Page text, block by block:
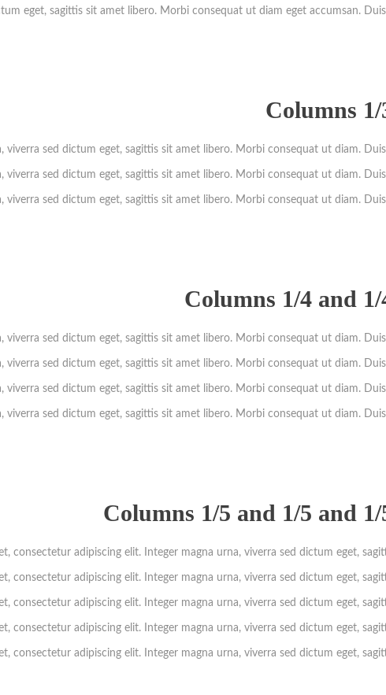
eget, sagittis sit amet libero. Morbi consequat ut diam eget accumsan.
Columns
sed dictum eget, sagittis sit amet libero. Morbi consequat ut diam.
sed dictum eget, sagittis sit amet libero. Morbi consequat ut diam.
sed dictum eget, sagittis sit amet libero. Morbi consequat ut diam.
Columns 1/4 and
sed dictum eget, sagittis sit amet libero. Morbi consequat ut diam.
sed dictum eget, sagittis sit amet libero. Morbi consequat ut diam.
sed dictum eget, sagittis sit amet libero. Morbi consequat ut diam.
sed dictum eget, sagittis sit amet libero. Morbi consequat ut diam.
Columns 1/5 and 1/5 and
consectetur adipiscing elit. Integer magna urna, viverra sed dictum eget,
consectetur adipiscing elit. Integer magna urna, viverra sed dictum eget,
consectetur adipiscing elit. Integer magna urna, viverra sed dictum eget,
consectetur adipiscing elit. Integer magna urna, viverra sed dictum eget,
consectetur adipiscing elit. Integer magna urna, viverra sed dictum eget,